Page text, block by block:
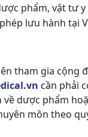
phẩm, vật tư y
lưu hành tại
tham gia cộng
cần phải
về dược phẩm
môn theo
thanh toán
TNHH Dược
bằng các hình
tiền mặt khi
42/24
10, TP.HCM